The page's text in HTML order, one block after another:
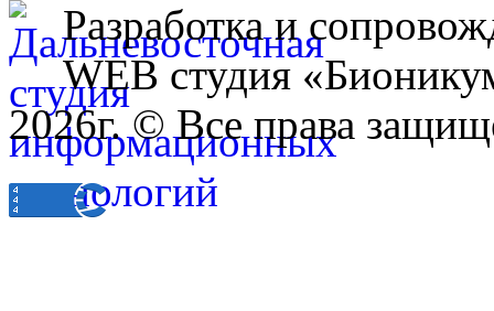
Разработка и
WEB студия
2026г. © Все права